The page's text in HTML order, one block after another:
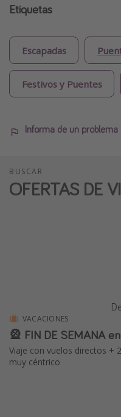
Etiquetas
Escapadas
Festivos y Puentes
Informa de un problema
BUSCAR
OFERTAS DE
VACACIONES
🎡 FIN DE SEMANA
Viaje con vuelos directos +
muy céntrico